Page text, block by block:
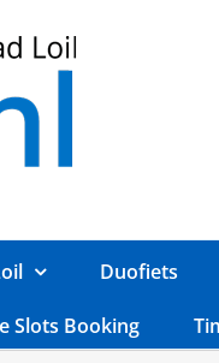
Duofiets
Slots Booking